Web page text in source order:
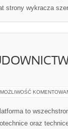
strony wykracza
MOŻLIWOŚĆ
to
oraz